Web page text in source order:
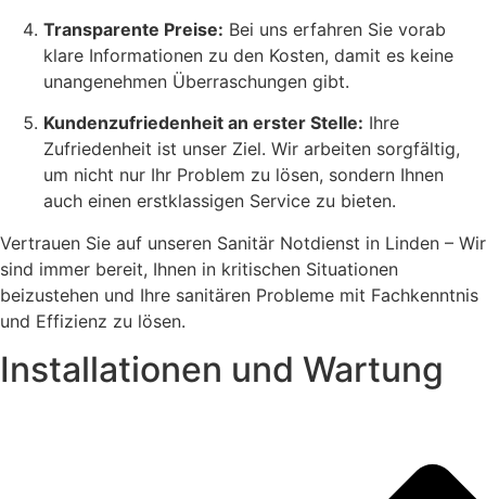
Transparente Preise: Bei uns erfahren Sie vorab
klare Informationen zu den Kosten, damit es keine
unangenehmen Überraschungen gibt.
Kundenzufriedenheit an erster Stelle: Ihre
Zufriedenheit ist unser Ziel. Wir arbeiten sorgfältig,
um nicht nur Ihr Problem zu lösen, sondern Ihnen
auch einen erstklassigen Service zu bieten.
Vertrauen Sie auf unseren Sanitär Notdienst in Linden – Wir
sind immer bereit, Ihnen in kritischen Situationen
beizustehen und Ihre sanitären Probleme mit Fachkenntnis
und Effizienz zu lösen.
Installationen und Wartung